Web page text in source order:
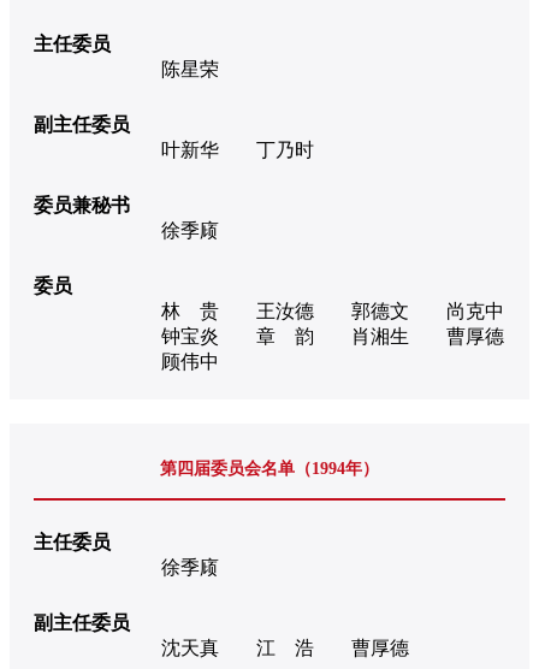
主任委员
陈星荣
副主任委员
叶新华
丁乃时
委员兼秘书
徐季庼
委员
林 贵
王汝德 郭德文
尚克中
钟宝炎
章 韵 肖湘生
曹厚德
顾伟中
第四届委员会名单（1994年）
主任委员
徐季庼
副主任委员
沈天真
江 浩 曹厚德